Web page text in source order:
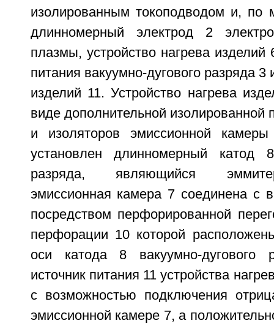
изолированным токоподводом и, по
длинномерный электрод 2
плазмы, устройство нагрева изделий
питания вакуумно-дугового разряда 3
изделий 11. Устройство нагрева
виде дополнительной изолированной
и изоляторов эмиссионной
установлен длинномерный катод 8
разряда, являющийся
эмиссионная камера 7 соединена с
посредством перфорированной
перфорации 10 которой
оси катода 8 вакуумно-дугового
источник питания 11 устройства
с возможностью подключения
эмиссионной камере 7, а